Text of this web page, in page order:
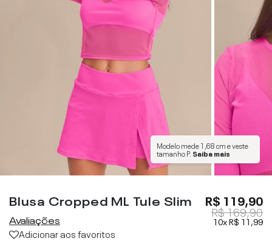
Modelo mede1,68 cme veste
tamanhoP. Saiba mais
Blusa Cropped ML Tule Slim
Avaliações
Adicionar aos favoritos
R$ 119,90
R$ 169,90
10xR$ 11,99